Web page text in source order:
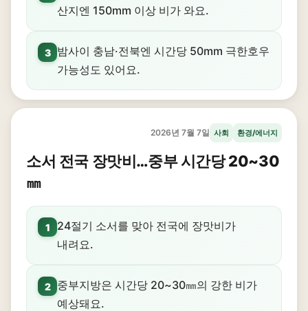
산지엔 150mm 이상 비가 와요.
3
밤사이 충남·전북엔 시간당 50mm 극한호우
가능성도 있어요.
2026년 7월 7일 사회 환경/에너지
소서 전국 장맛비…중부 시간당 20~30
㎜
1
24절기 소서를 맞아 전국에 장맛비가
내려요.
2
중부지방은 시간당 20~30㎜의 강한 비가
예상돼요.